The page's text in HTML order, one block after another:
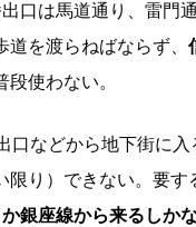
口は馬道通り、雷門
道を渡らねばならず、
段使わない。
口などから地下街に入
限り）できない。要す
銀座線から来るしか